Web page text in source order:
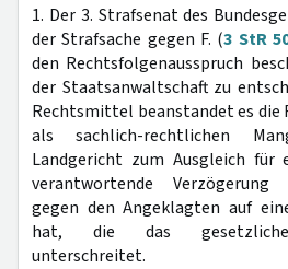
1. Der 3. Strafsenat des
der Strafsache gegen F. (3 StR
den Rechtsfolgenausspruch
der Staatsanwaltschaft zu
Rechtsmittel beanstandet es die
als sachlich-rechtlichen
Landgericht zum Ausgleich für
verantwortende Verzögerung
gegen den Angeklagten auf
hat, die das gesetzliche
unterschreitet.